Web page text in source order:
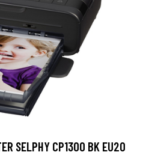
SELPHY CP1300 BK EU20